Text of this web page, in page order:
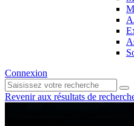
Connexion
Revenir aux résultats de